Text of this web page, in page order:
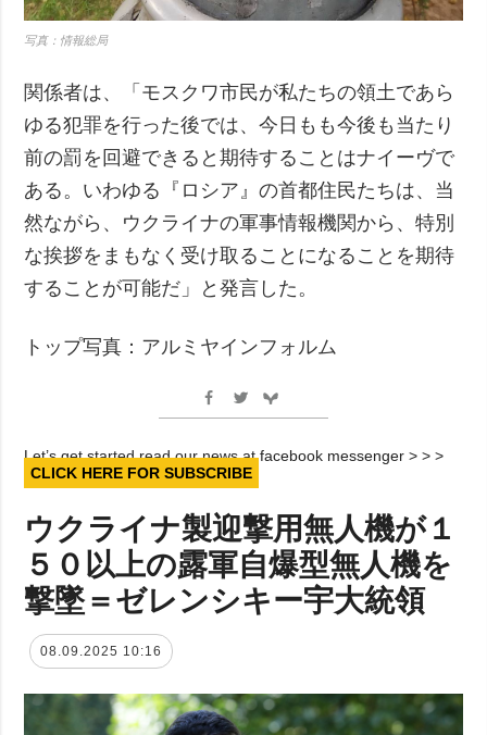
写真：情報総局
関係者は、「モスクワ市民が私たちの領土であら
ゆる犯罪を行った後では、今日もも今後も当たり
前の罰を回避できると期待することはナイーヴで
ある。いわゆる『ロシア』の首都住民たちは、当
然ながら、ウクライナの軍事情報機関から、特別
な挨拶をまもなく受け取ることになることを期待
することが可能だ」と発言した。
トップ写真：アルミヤインフォルム
Let’s get started read our news at facebook messenger > > >
CLICK HERE FOR SUBSCRIBE
ウクライナ製迎撃用無人機が１
５０以上の露軍自爆型無人機を
撃墜＝ゼレンシキー宇大統領
08.09.2025 10:16